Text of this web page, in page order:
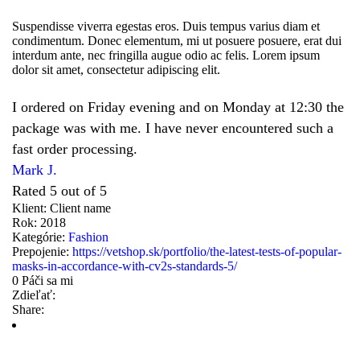
Suspendisse viverra egestas eros. Duis tempus varius diam et
condimentum. Donec elementum, mi ut posuere posuere, erat dui
interdum ante, nec fringilla augue odio ac felis. Lorem ipsum
dolor sit amet, consectetur adipiscing elit.
I ordered on Friday evening and on Monday at 12:30 the
package was with me. I have never encountered such a
fast order processing.
Mark J.
Rated 5 out of 5
Klient: Client name
Rok: 2018
Kategórie: Fashion
Prepojenie: https://vetshop.sk/portfolio/the-latest-tests-of-popular-
masks-in-accordance-with-cv2s-standards-5/
0 Páči sa mi
Zdieľať:
Share: